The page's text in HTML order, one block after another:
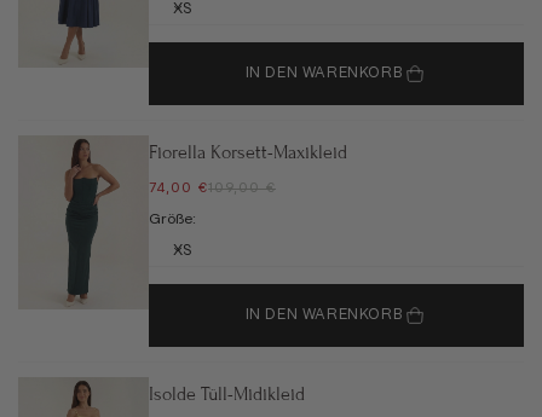
XS
IN DEN WARENKORB
Fiorella Korsett-Maxikleid
ANGEBOT
74,00 €REGULÄRER PREIS
109,00 €
Größe:
XS
IN DEN WARENKORB
Isolde Tüll-Midikleid